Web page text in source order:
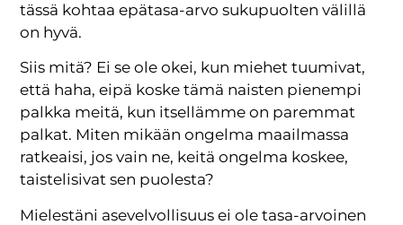
tässä kohtaa epätasa-arvo sukupuolten välillä
on hyvä.
Siis mitä? Ei se ole okei, kun miehet tuumivat,
että haha, eipä koske tämä naisten pienempi
palkka meitä, kun itsellämme on paremmat
palkat. Miten mikään ongelma maailmassa
ratkeaisi, jos vain ne, keitä ongelma koskee,
taistelisivat sen puolesta?
Mielestäni asevelvollisuus ei ole tasa-arvoinen